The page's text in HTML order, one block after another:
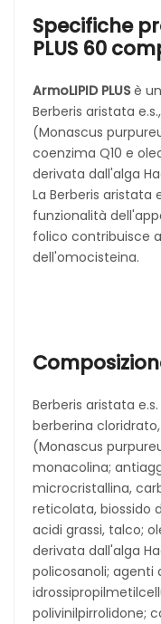
Specifiche
PLUS 60
ArmoLIPID PLUSè
Berberis aristata
(Monascus
coenzima Q10 e
derivata dall'alga
La Berberis aristata
funzionalità
folico contribuisce
dell'omocisteina.
Berberis aristata
berberina
(Monascus
monacolina;
microcristallina,
reticolata, biossido
acidi grassi, talco;
derivata dall'alga
policosanoli; agenti
polivinilpirrolidone;